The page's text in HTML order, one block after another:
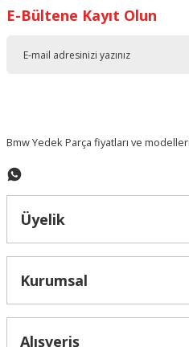
Ürün resmi kalitesiz, bozuk veya
E-Bültene Kayıt Olun
Bmw Yedek Parça fiyatları ve modelleri
Üyelik
Kurumsal
Alışveriş